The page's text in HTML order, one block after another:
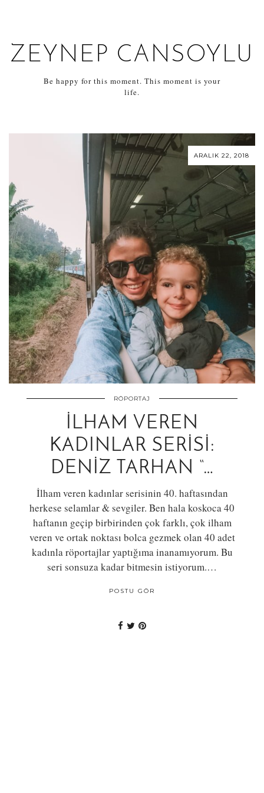
ZEYNEP CANSOYLU
Be happy for this moment. This moment is your
life.
ARALIK 22, 2018
RÖPORTAJ
İLHAM VEREN
KADINLAR SERISI:
DENIZ TARHAN “…
İlham veren kadınlar serisinin 40. haftasından
herkese selamlar & sevgiler. Ben hala koskoca 40
haftanın geçip birbirinden çok farklı, çok ilham
veren ve ortak noktası bolca gezmek olan 40 adet
kadınla röportajlar yaptığıma inanamıyorum. Bu
seri sonsuza kadar bitmesin istiyorum.…
POSTU GÖR